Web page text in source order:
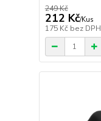
249 Kč
212 Kč/Kus
175 Kč bez DPH